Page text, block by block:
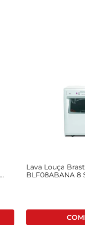
Lava Louça
BLF08ABANA 8